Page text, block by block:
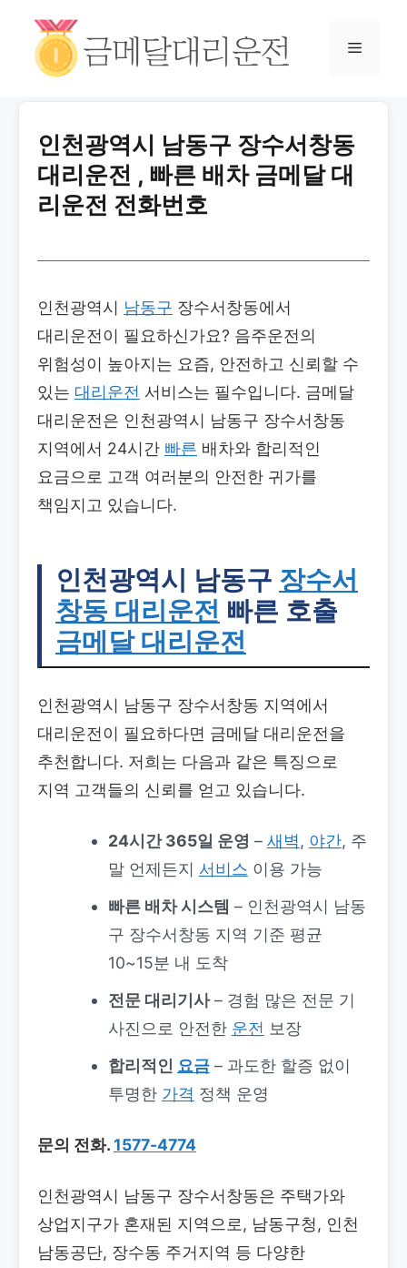
인천광역시 남동구 장수서창동
대리운전 , 빠른 배차 금메달 대
리운전 전화번호
인천광역시 남동구 장수서창동에서
대리운전이 필요하신가요? 음주운전의
위험성이 높아지는 요즘, 안전하고 신뢰할 수
있는 대리운전 서비스는 필수입니다. 금메달
대리운전은 인천광역시 남동구 장수서창동
지역에서 24시간 빠른 배차와 합리적인
요금으로 고객 여러분의 안전한 귀가를
책임지고 있습니다.
인천광역시 남동구 장수서
창동 대리운전 빠른 호출
금메달 대리운전
인천광역시 남동구 장수서창동 지역에서
대리운전이 필요하다면 금메달 대리운전을
추천합니다. 저희는 다음과 같은 특징으로
지역 고객들의 신뢰를 얻고 있습니다.
24시간 365일 운영 – 새벽, 야간, 주
말 언제든지 서비스 이용 가능
빠른 배차 시스템 – 인천광역시 남동
구 장수서창동 지역 기준 평균
10~15분 내 도착
전문 대리기사– 경험 많은 전문 기
사진으로 안전한 운전 보장
합리적인 요금– 과도한 할증 없이
투명한 가격 정책 운영
문의 전화.1577-4774
인천광역시 남동구 장수서창동은 주택가와
상업지구가 혼재된 지역으로, 남동구청, 인천
남동공단, 장수동 주거지역 등 다양한